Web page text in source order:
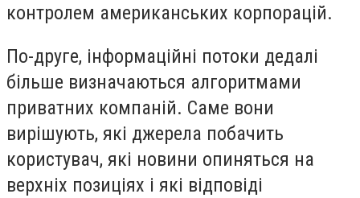
контролем американських корпорацій.
По-друге, інформаційні потоки дедалі
більше визначаються алгоритмами
приватних компаній. Саме вони
вирішують, які джерела побачить
користувач, які новини опиняться на
верхніх позиціях і які відповіді